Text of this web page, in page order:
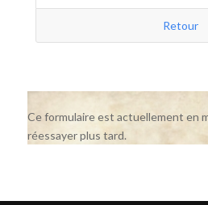
Retour
Ce formulaire est actuellement en
réessayer plus tard.